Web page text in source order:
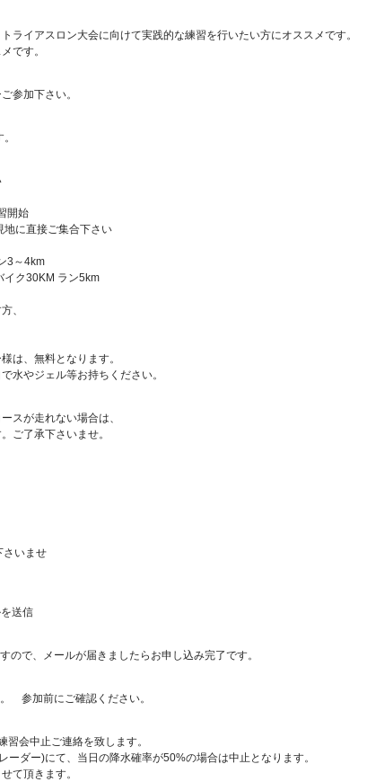
ライアスロン大会に向けて実践的な練習を行いたい方にオススメです。
です。
参加下さい。
開始
に直接ご集合下さい
3～4km
イク30KM ラン5km
、
は、無料となります。
水やジェル等お持ちください。
スが走れない場合は、
ご了承下さいませ。
さいませ
送信
で、メールが届きましたらお申し込み完了です。
参加前にご確認ください。
会中止ご連絡を致します。
ダー)にて、当日の降水確率が50%の場合は中止となります。
て頂きます。